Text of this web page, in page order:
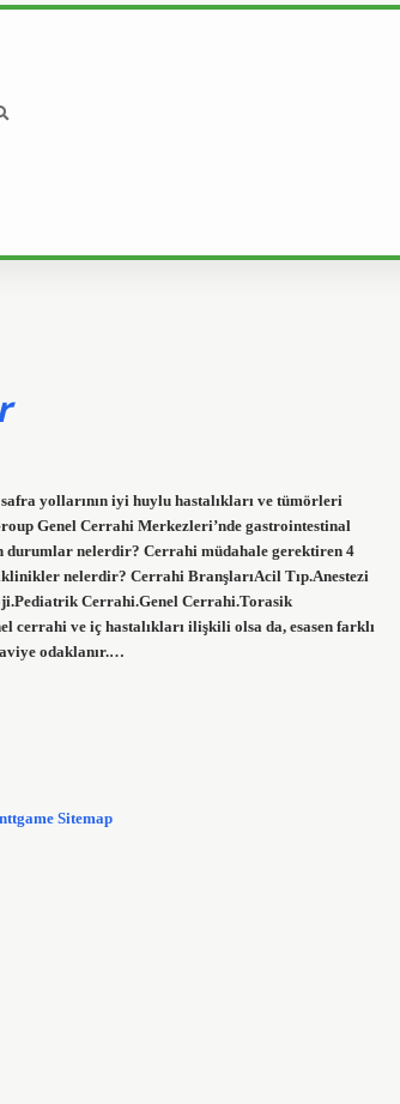
yollarının iyi huylu hastalıkları ve tümörleri
Genel Cerrahi Merkezleri’nde gastrointestinal
durumlar nelerdir? Cerrahi müdahale gerektiren 4
nelerdir? Cerrahi BranşlarıAcil Tıp.Anestezi
Cerrahi.Genel Cerrahi.Torasik
cerrahi ve iç hastalıkları ilişkili olsa da, esasen farklı
odaklanır.…
nttgame Sitemap